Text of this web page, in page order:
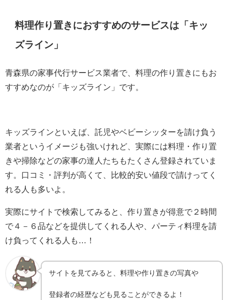
料理作り置きにおすすめのサービスは「キッ
ズライン」
青森県の家事代行サービス業者で、料理の作り置きにもお
すすめなのが「キッズライン」です。
キッズラインといえば、託児やベビーシッターを請け負う
業者というイメージも強いけれど、実際には料理・作り置
きや掃除などの家事の達人たちもたくさん登録されていま
す。口コミ・評判が高くて、比較的安い値段で請けってく
れる人も多いよ。
実際にサイトで検索してみると、作り置きが得意で２時間
で４－６品などを提供してくれる人や、パーティ料理を請
け負ってくれる人も…！
サイトを見てみると、料理や作り置きの写真や
登録者の経歴なども見ることができるよ！